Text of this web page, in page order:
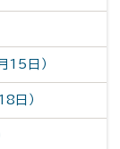
15日）
日）